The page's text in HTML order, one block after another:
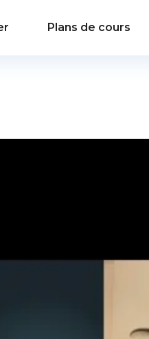
Plans de cours